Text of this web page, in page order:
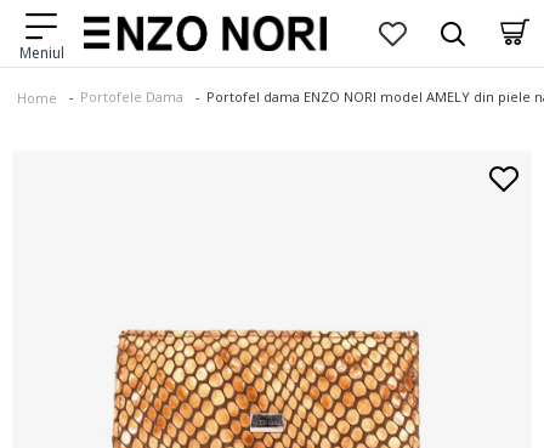
Home Portofele Dama Portofel dama ENZO NORI model AMELY din